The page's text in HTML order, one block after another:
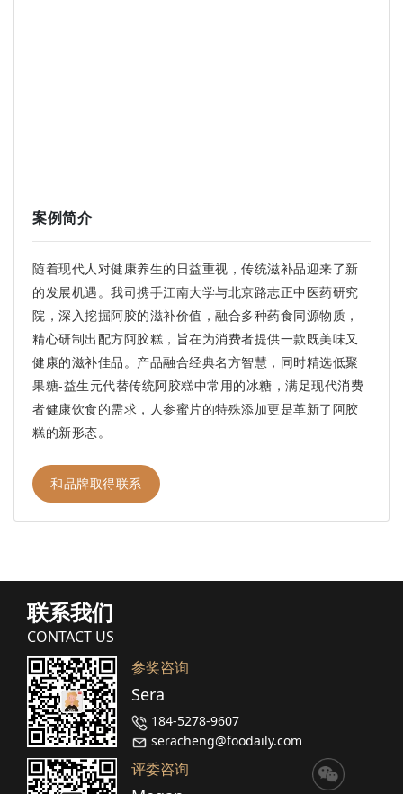
案例简介
随着现代人对健康养生的日益重视，传统滋补品迎来了新
的发展机遇。我司携手江南大学与北京路志正中医药研究
院，深入挖掘阿胶的滋补价值，融合多种药食同源物质，
精心研制出配方阿胶糕，旨在为消费者提供一款既美味又
健康的滋补佳品。产品融合经典名方智慧，同时精选低聚
果糖-益生元代替传统阿胶糕中常用的冰糖，满足现代消费
者健康饮食的需求，人参蜜片的特殊添加更是革新了阿胶
糕的新形态。
和品牌取得联系
联系我们
CONTACT US
参奖咨询
Sera
184-5278-9607
seracheng@foodaily.com
评委咨询